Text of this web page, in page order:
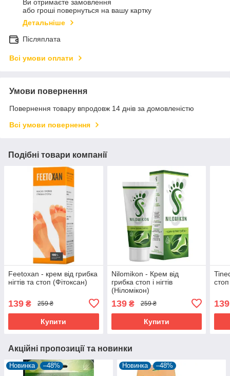
Ви отримаєте замовлення
або гроші повернуться на вашу картку
Детальніше
Післяплата
Всі умови оплати
Умови повернення
Повернення товару впродовж 14 днів за домовленістю
Всі умови повернення
Подібні товари компанії
Feetoxan - крем від грибка
нігтів та стоп (Фітоксан)
139 ₴ 259 ₴
Купити
Nilomikon - Крем від
грибка стоп і нігтів
(Ніломікон)
139₴ 259 ₴
Купити
стоп
139
Акційні пропозиції та новинки
Новинка –48% Новинка –48%